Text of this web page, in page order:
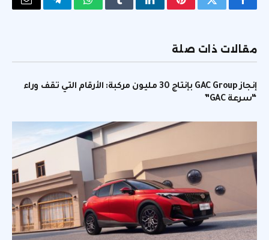
فيسبوكتويتر بينتيريستلينكدإنTumblrواتسابتيلقرامالبريد
مقالات ذات صلة
إنجاز GAC Group بإنتاج 30 مليون مركبة: الأرقام التي تقف وراء
“سرعة GAC”